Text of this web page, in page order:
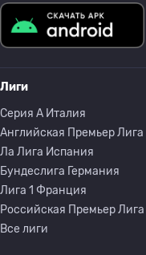
Лиги
Серия A Италия
Английская Премьер Лига
Ла Лига Испания
Бундеслига Германия
Лига 1 Франция
Российская Премьер Лига
Все лиги